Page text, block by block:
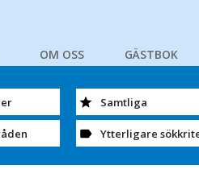
OM OSS GÄSTBOK
Samtliga
Ytterligare